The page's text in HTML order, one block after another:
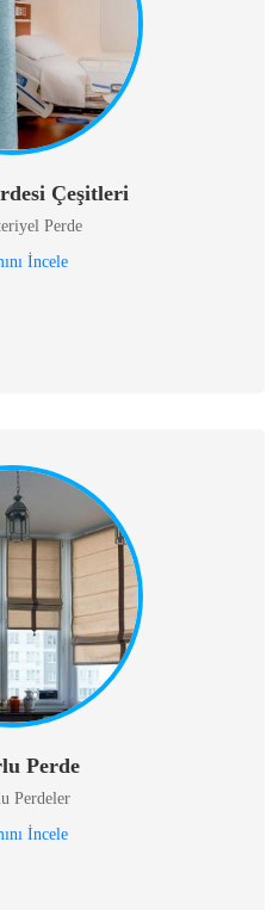
Çeşitleri
Perde
İncele
Perde
Perdeler
İncele